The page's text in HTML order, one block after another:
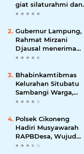
giat silaturahmi dan
pembinaan kepada
Gubernur Lampung,
Rahmat Mirzani
Djausal menerima
Senior Executive
Association for
Construction (JAC)
Yugo Okamoto dalam
pertemuan resmi
Bhabinkamtibmas
Kelurahan Situbatu
Sambangi Warga,
Perkuat Silaturahmi
Wilayah
Polsek Cikoneng
Hadiri Musyawarah
RAPBDesa, Wujud
Peran Polri Kawal